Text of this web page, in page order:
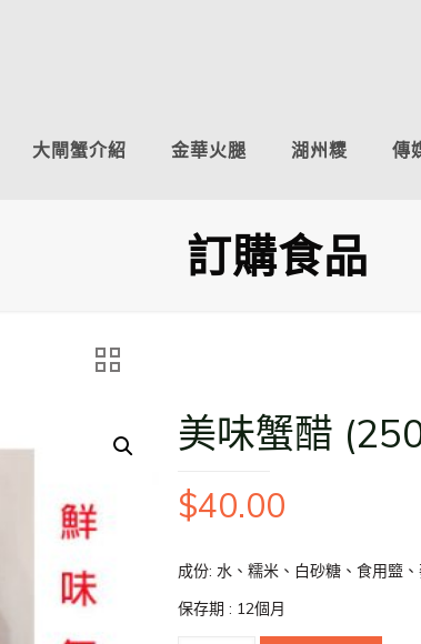
大閘蟹介紹 金華火腿 湖州糭 傳
訂購食品
美味蟹醋
$40.00
成份: 水、糯米、白砂糖、食用盬
保存期 : 12個月